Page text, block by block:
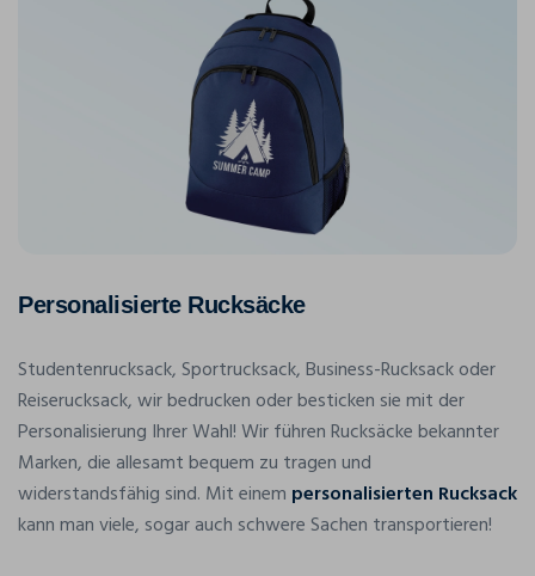
Personalisierte Rucksäcke
Studentenrucksack, Sportrucksack, Business-Rucksack oder
Reiserucksack, wir bedrucken oder besticken sie mit der
Personalisierung Ihrer Wahl! Wir führen Rucksäcke bekannter
Marken, die allesamt bequem zu tragen und
widerstandsfähig sind. Mit einem personalisierten Rucksack
kann man viele, sogar auch schwere Sachen transportieren!